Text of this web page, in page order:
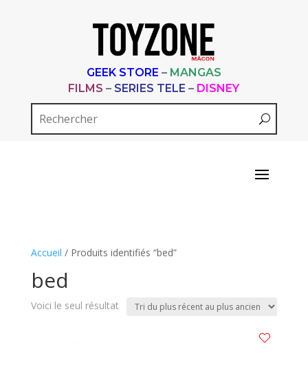
GEEK STORE – MANGAS
FILMS – SERIES TELE – DISNEY
Accueil / Produits identifiés “bed”
bed
Voici le seul résultat